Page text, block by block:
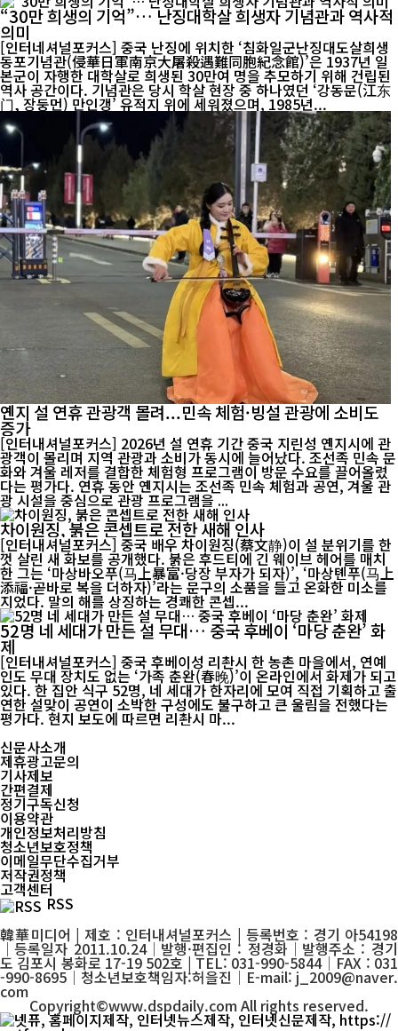
“30만 희생의 기억”… 난징대학살 희생자 기념관과 역사적
의미
[인터네셔널포커스] 중국 난징에 위치한 ‘침화일군난징대도살희생
동포기념관(侵華日軍南京大屠殺遇難同胞紀念館)’은 1937년 일
본군이 자행한 대학살로 희생된 30만여 명을 추모하기 위해 건립된
역사 공간이다. 기념관은 당시 학살 현장 중 하나였던 ‘강동문(江东
门, 장둥먼) 만인갱’ 유적지 위에 세워졌으며, 1985년...
옌지 설 연휴 관광객 몰려...민속 체험·빙설 관광에 소비도
증가
[인터내셔널포커스] 2026년 설 연휴 기간 중국 지린성 옌지시에 관
광객이 몰리며 지역 관광과 소비가 동시에 늘어났다. 조선족 민속 문
화와 겨울 레저를 결합한 체험형 프로그램이 방문 수요를 끌어올렸
다는 평가다. 연휴 동안 옌지시는 조선족 민속 체험과 공연, 겨울 관
광 시설을 중심으로 관광 프로그램을 ...
차이원징, 붉은 콘셉트로 전한 새해 인사
[인터내셔널포커스] 중국 배우 차이원징(蔡文静)이 설 분위기를 한
껏 살린 새 화보를 공개했다. 붉은 후드티에 긴 웨이브 헤어를 매치
한 그는 ‘마상바오푸(马上暴富·당장 부자가 되자)’, ‘마상톈푸(马上
添福·곧바로 복을 더하자)’라는 문구의 소품을 들고 온화한 미소를
지었다. 말의 해를 상징하는 경쾌한 콘셉...
52명 네 세대가 만든 설 무대… 중국 후베이 ‘마당 춘완’ 화
제
[인터내셔널포커스] 중국 후베이성 리촨시 한 농촌 마을에서, 연예
인도 무대 장치도 없는 ‘가족 춘완(春晚)’이 온라인에서 화제가 되고
있다. 한 집안 식구 52명, 네 세대가 한자리에 모여 직접 기획하고 출
연한 설맞이 공연이 소박한 구성에도 불구하고 큰 울림을 전했다는
평가다. 현지 보도에 따르면 리촨시 마...
신문사소개
제휴광고문의
기사제보
간편결제
정기구독신청
이용약관
개인정보처리방침
청소년보호정책
이메일무단수집거부
저작권정책
고객센터
RSS
韓華미디어 | 제호 : 인터내셔널포커스 | 등록번호 : 경기 아54198
│등록일자 2011.10.24│발행·편집인 : 정경화│발행주소 : 경기
도 김포시 봉화로 17-19 502호 | TEL: 031-990-5844│FAX : 031
-990-8695│청소년보호책임자:허을진│E-mail: j_2009@naver.
com
Copyright©www.dspdaily.com All rights reserved.